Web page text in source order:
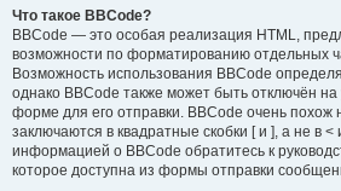
Что такое BBCode?
BBCode — это особая реализация HTML,
возможности по форматированию отдельных
Возможность использования BBCode
однако BBCode также может быть отключён
форме для его отправки. BBCode очень похож
заключаются в квадратные скобки [ и ], а не в
информацией о BBCode обратитесь к
которое доступна из формы отправки